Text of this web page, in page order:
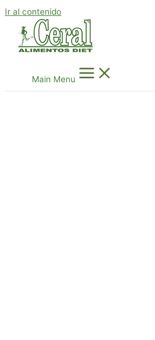
Ir al contenido
Main Menu